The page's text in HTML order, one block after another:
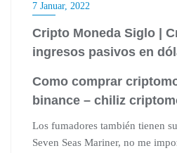
7 Januar, 2022
Cripto Moneda Siglo |
ingresos pasivos en
Como comprar
binance – chiliz
Los fumadores también tienen
Seven Seas Mariner, no me